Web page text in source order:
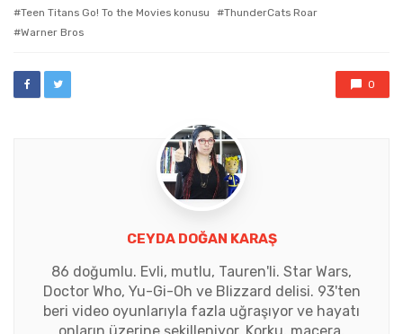
Teen Titans Go! To the Movies konusu
ThunderCats Roar
Warner Bros
0
CEYDA DOĞAN KARAŞ
86 doğumlu. Evli, mutlu, Tauren'li. Star Wars,
Doctor Who, Yu-Gi-Oh ve Blizzard delisi. 93'ten
beri video oyunlarıyla fazla uğraşıyor ve hayatı
onların üzerine şekilleniyor. Korku, macera,